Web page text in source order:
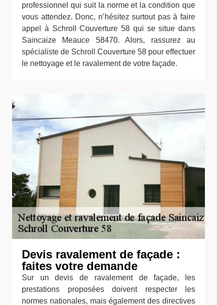
professionnel qui suit la norme et la condition que
vous attendez. Donc, n’hésitez surtout pas à faire
appel à Schroll Couverture 58 qui se situe dans
Saincaize Meauce 58470. Alors, rassurez au
spécialiste de Schroll Couverture 58 pour effectuer
le nettoyage et le ravalement de votre façade.
Devis ravalement de façade :
faites votre demande
Sur un devis de ravalement de façade, les
prestations proposées doivent respecter les
normes nationales, mais également des directives